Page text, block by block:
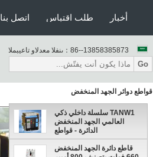
اتصل بنا طلب اقتباس أخبار
المبيعات والدعم الفنى： 86--13858385873
Go
قواطع دوائر الجهد المنخفض
TANW1 سلسلة داخلي ذكي
العالمي الجهد المنخفض
الدائرة - قواطع
قاطع دائرة الجهد المنخفض